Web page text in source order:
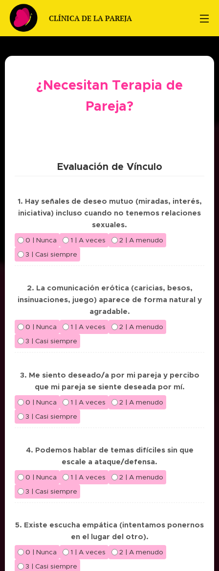
CLÍNICA DE LA PAREJA
¿Necesitan Terapia de
Pareja?
Evaluación de Vínculo
1. Hay señales de deseo mutuo (miradas, interés,
iniciativa) incluso cuando no tenemos relaciones
sexuales.
0 | Nunca 1 | A veces
2 | A menudo
3 | Casi siempre
2. La comunicación erótica (caricias, besos,
insinuaciones, juego) aparece de forma natural y
agradable.
0 | Nunca 1 | A veces
2 | A menudo
3 | Casi siempre
3. Me siento deseado/a por mi pareja y percibo
que mi pareja se siente deseada por mí.
0 | Nunca 1 | A veces
2 | A menudo
3 | Casi siempre
4. Podemos hablar de temas difíciles sin que
escale a ataque/defensa.
0 | Nunca 1 | A veces
2 | A menudo
3 | Casi siempre
5. Existe escucha empática (intentamos ponernos
en el lugar del otro).
0 | Nunca 1 | A veces
2 | A menudo
3 | Casi siempre